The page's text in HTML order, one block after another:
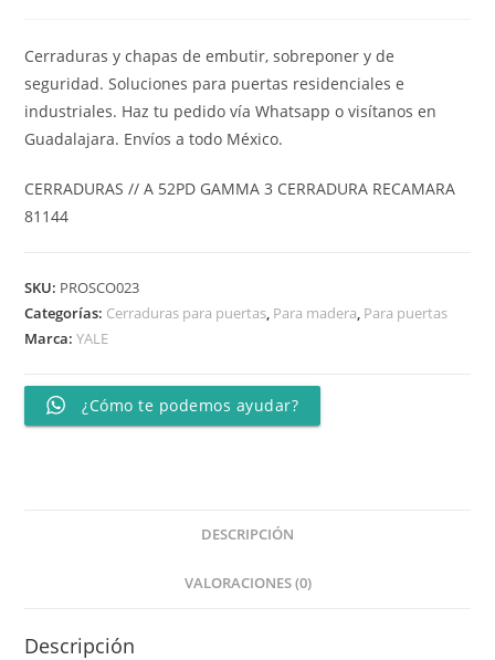
Cerraduras y chapas de embutir, sobreponer y de
seguridad. Soluciones para puertas residenciales e
industriales. Haz tu pedido vía Whatsapp o visítanos en
Guadalajara. Envíos a todo México.
CERRADURAS // A 52PD GAMMA 3 CERRADURA RECAMARA
81144
SKU: PROSCO023
Categorías: Cerraduras para puertas, Para madera, Para puertas
Marca:YALE
¿Cómo te podemos ayudar?
DESCRIPCIÓN
VALORACIONES (0)
Descripción